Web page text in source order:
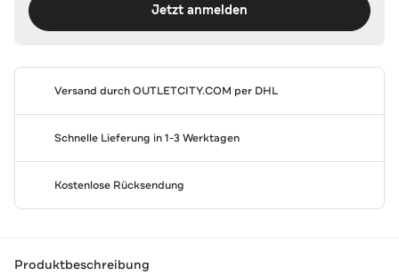
Jetzt anmelden
Versand durchOUTLETCITY.COM per DHL
Schnelle Lieferung in 1-3 Werktagen
Kostenlose Rücksendung
Produktbeschreibung